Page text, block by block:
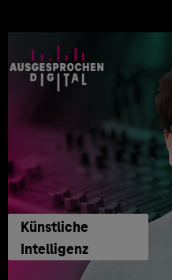
Künstliche
Intelligenz